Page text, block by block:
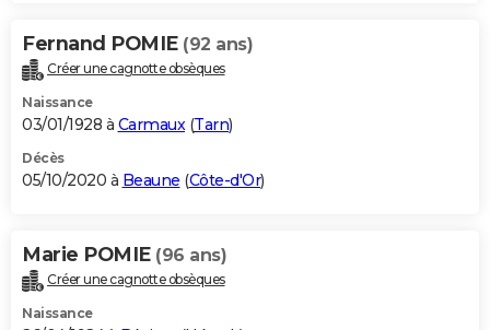
Fernand POMIE (92 ans)
Créer une cagnotte obsèques
Naissance
03/01/1928 à Carmaux(Tarn)
Décès
05/10/2020 à Beaune (Côte-d'Or)
Marie POMIE (96 ans)
Créer une cagnotte obsèques
Naissance